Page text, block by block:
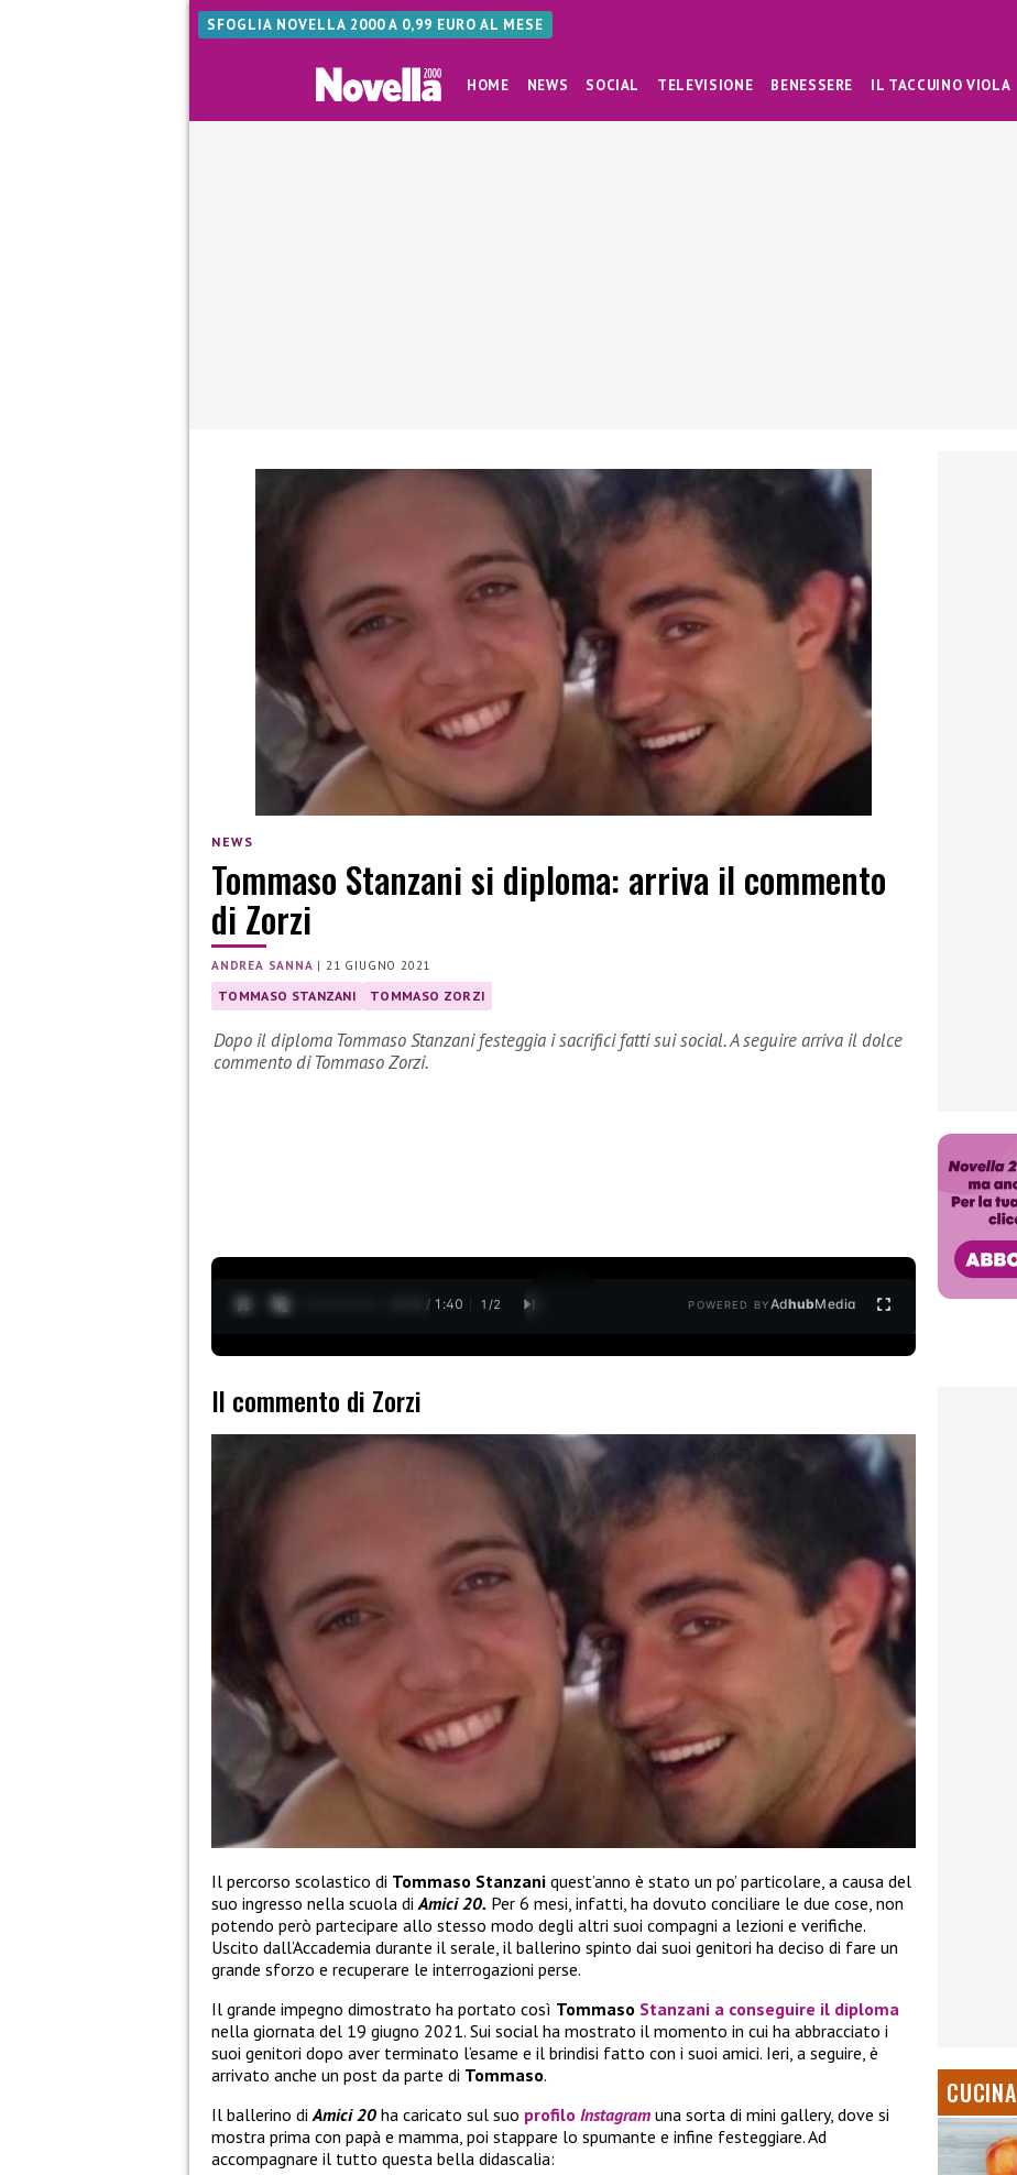
SFOGLIA NOVELLA 2000 A 0,99 EURO AL MESE
HOME NEWS SOCIAL TELEVISIONE BENESSERE IL TACCUINO VIOLA
NEWS
Tommaso Stanzani si diploma: arriva il commento
di Zorzi
ANDREA SANNA |21 GIUGNO 2021
TOMMASO STANZANI TOMMASO ZORZI
Dopo il diploma Tommaso Stanzani festeggia i sacrifici fatti sui social. A seguire arriva il dolce
commento di Tommaso Zorzi.
0:13 / 1:40 1 /2 POWERED BYAdhubMedia
Il commento di Zorzi
Il percorso scolastico di Tommaso Stanzani quest’anno è stato un po’ particolare, a causa del
suo ingresso nella scuola di Amici 20. Per 6 mesi, infatti, ha dovuto conciliare le due cose, non
potendo però partecipare allo stesso modo degli altri suoi compagni a lezioni e verifiche.
Uscito dall’Accademia durante il serale, il ballerino spinto dai suoi genitori ha deciso di fare un
grande sforzo e recuperare le interrogazioni perse.
Il grande impegno dimostrato ha portato così Tommaso Stanzani a conseguire il diploma
nella giornata del 19 giugno 2021. Sui social ha mostrato il momento in cui ha abbracciato i
suoi genitori dopo aver terminato l’esame e il brindisi fatto con i suoi amici. Ieri, a seguire, è
arrivato anche un post da parte di Tommaso.
Il ballerino di Amici 20 ha caricato sul suo profilo Instagram una sorta di mini gallery, dove si
mostra prima con papà e mamma, poi stappare lo spumante e infine festeggiare. Ad
accompagnare il tutto questa bella didascalia:
CUCINA